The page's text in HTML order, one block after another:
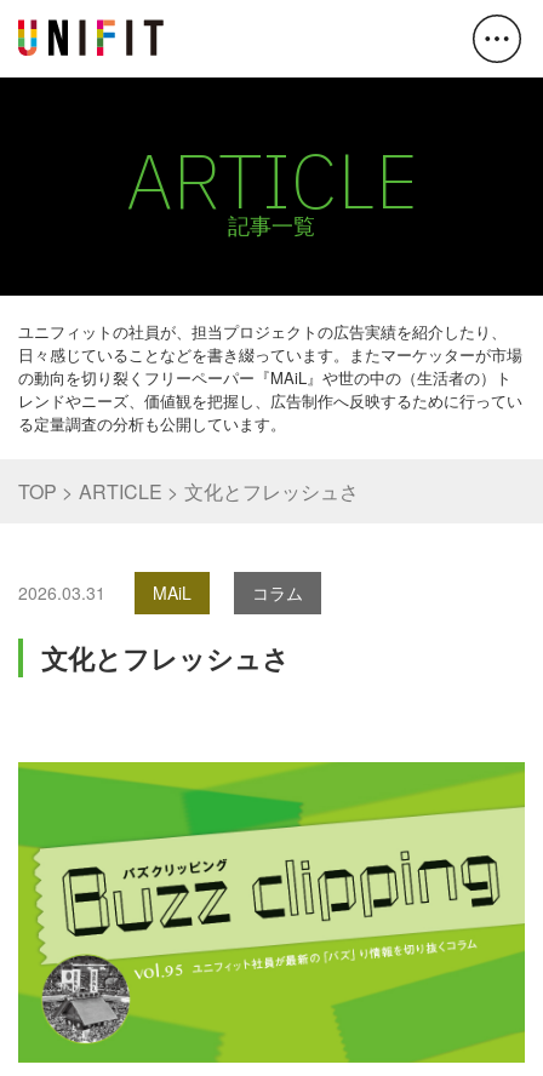
ARTICLE
記事一覧
ユニフィットの社員が、担当プロジェクトの広告実績を紹介したり、
日々感じていることなどを書き綴っています。またマーケッターが市場
の動向を切り裂くフリーペーパー『MAiL』や世の中の（生活者の）ト
レンドやニーズ、価値観を把握し、広告制作へ反映するために行ってい
る定量調査の分析も公開しています。
TOP ARTICLE 文化とフレッシュさ
2026.03.31 MAiL コラム
文化とフレッシュさ